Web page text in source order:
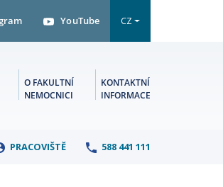
YouTube CZ
O FAKULTNÍ
NEMOCNICI
KONTAKTNÍ
INFORMACE
PRACOVIŠTĚ 588 441 111